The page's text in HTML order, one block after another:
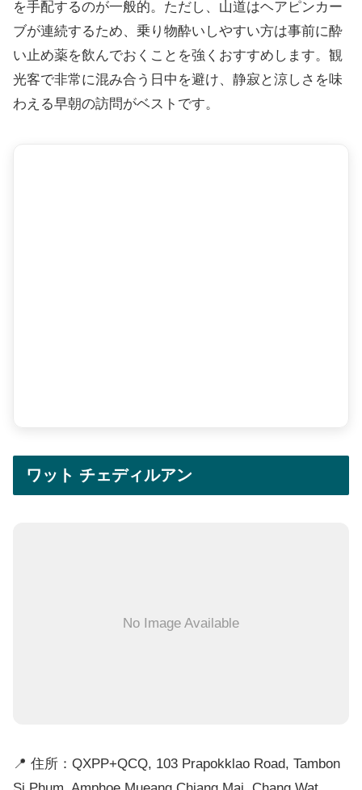
を手配するのが一般的。ただし、山道はヘアピンカー
ブが連続するため、乗り物酔いしやすい方は事前に酔
い止め薬を飲んでおくことを強くおすすめします。観
光客で非常に混み合う日中を避け、静寂と涼しさを味
わえる早朝の訪問がベストです。
ワット チェディルアン
No Image Available
📍 住所：QXPP+QCQ, 103 Prapokklao Road, Tambon